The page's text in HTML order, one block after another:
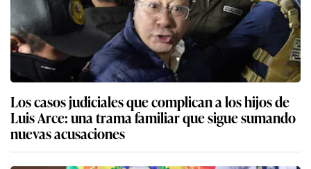
Los casos judiciales que complican a los hijos de
Luis Arce: una trama familiar que sigue sumando
nuevas acusaciones